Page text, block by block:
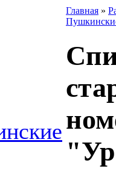
Главная »